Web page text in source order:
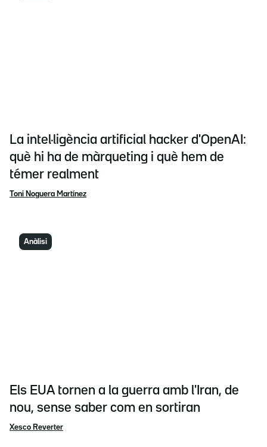
La intel·ligència artificial hacker d'OpenAI:
què hi ha de màrqueting i què hem de
témer realment
Toni Noguera Martínez
Anàlisi
Els EUA tornen a la guerra amb l'Iran, de
nou, sense saber com en sortiran
Xesco Reverter